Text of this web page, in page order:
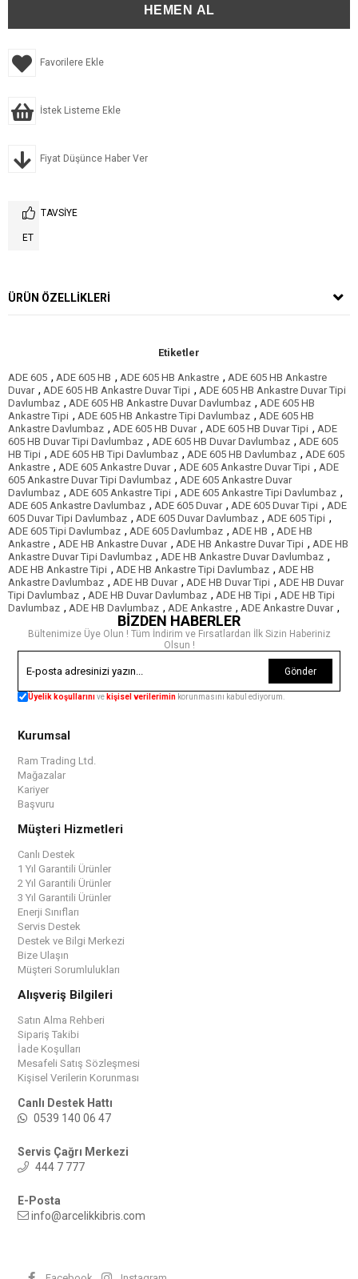
Favorilere Ekle
İstek Listeme Ekle
Fiyat Düşünce Haber Ver
TAVSIYE
ET
ÜRÜN ÖZELLIKLERI
Etiketler
ADE 605 , ADE 605 HB , ADE 605 HB Ankastre , ADE 605 HB Ankastre
Duvar , ADE 605 HB Ankastre Duvar Tipi , ADE 605 HB Ankastre Duvar Tipi
Davlumbaz , ADE 605 HB Ankastre Duvar Davlumbaz , ADE 605 HB
Ankastre Tipi , ADE 605 HB Ankastre Tipi Davlumbaz , ADE 605 HB
Ankastre Davlumbaz , ADE 605 HB Duvar , ADE 605 HB Duvar Tipi , ADE
605 HB Duvar Tipi Davlumbaz , ADE 605 HB Duvar Davlumbaz , ADE 605
HB Tipi , ADE 605 HB Tipi Davlumbaz , ADE 605 HB Davlumbaz , ADE 605
Ankastre , ADE 605 Ankastre Duvar , ADE 605 Ankastre Duvar Tipi , ADE
605 Ankastre Duvar Tipi Davlumbaz , ADE 605 Ankastre Duvar
Davlumbaz , ADE 605 Ankastre Tipi , ADE 605 Ankastre Tipi Davlumbaz ,
ADE 605 Ankastre Davlumbaz , ADE 605 Duvar , ADE 605 Duvar Tipi , ADE
605 Duvar Tipi Davlumbaz , ADE 605 Duvar Davlumbaz , ADE 605 Tipi ,
ADE 605 Tipi Davlumbaz , ADE 605 Davlumbaz , ADE HB , ADE HB
Ankastre , ADE HB Ankastre Duvar , ADE HB Ankastre Duvar Tipi , ADE HB
Ankastre Duvar Tipi Davlumbaz , ADE HB Ankastre Duvar Davlumbaz ,
ADE HB Ankastre Tipi , ADE HB Ankastre Tipi Davlumbaz , ADE HB
Ankastre Davlumbaz , ADE HB Duvar , ADE HB Duvar Tipi , ADE HB Duvar
Tipi Davlumbaz , ADE HB Duvar Davlumbaz , ADE HB Tipi , ADE HB Tipi
Davlumbaz , ADE HB Davlumbaz , ADE Ankastre , ADE Ankastre Duvar ,
BİZDEN HABERLER
Bültenimize Üye Olun ! Tüm İndirim ve Fırsatlardan İlk Sizin Haberiniz
Olsun !
Gönder
Üyelik koşullarınıve kişisel verilerimin korunmasını kabul ediyorum.
Kurumsal
Ram Trading Ltd.
Mağazalar
Kariyer
Başvuru
Müşteri Hizmetleri
Canlı Destek
1 Yıl Garantili Ürünler
2 Yıl Garantili Ürünler
3 Yıl Garantili Ürünler
Enerji Sınıfları
Servis Destek
Destek ve Bilgi Merkezi
Bize Ulaşın
Müşteri Sorumlulukları
Alışveriş Bilgileri
Satın Alma Rehberi
Sipariş Takibi
İade Koşulları
Mesafeli Satış Sözleşmesi
Kişisel Verilerin Korunması
Canlı Destek Hattı
0539 140 06 47
Servis Çağrı Merkezi
444 7 777
E-Posta
info@arcelikkibris.com